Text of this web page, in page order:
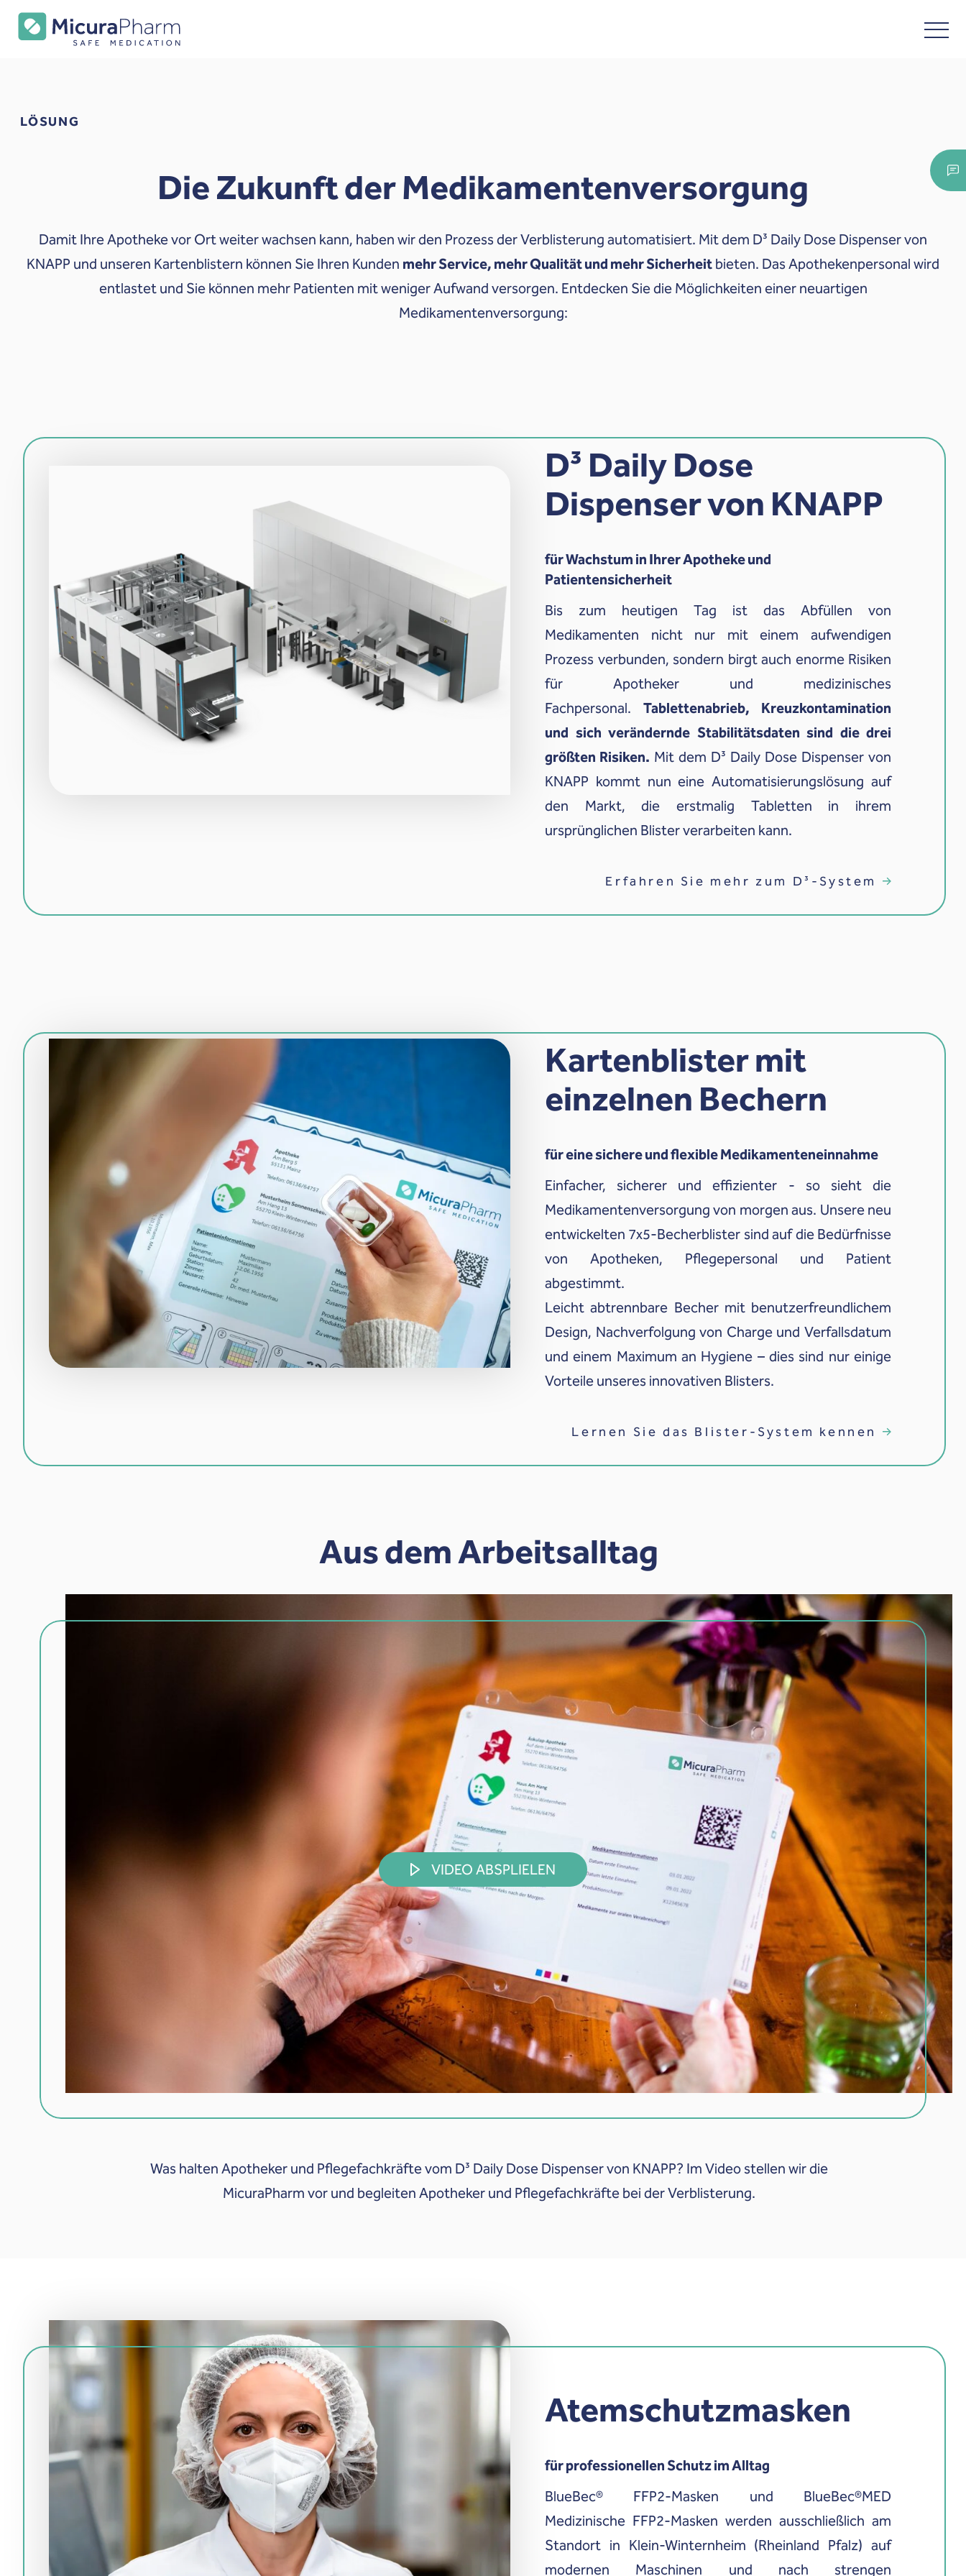
LÖSUNG
Die Zukunft der Medikamentenversorgung
Damit Ihre Apotheke vor Ort weiter wachsen kann, haben wir den Prozess der Verblisterung automatisiert. Mit dem D³ Daily Dose Dispenser von
KNAPP und unseren Kartenblistern können Sie Ihren Kunden mehr Service, mehr Qualität und mehr Sicherheit bieten. Das Apothekenpersonal wird
entlastet und Sie können mehr Patienten mit weniger Aufwand versorgen. Entdecken Sie die Möglichkeiten einer neuartigen
Medikamentenversorgung:
D³ Daily Dose
Dispenser von KNAPP
für Wachstum in Ihrer Apotheke und
Patientensicherheit
Bis zum heutigen Tag ist das Abfüllen von
Medikamenten nicht nur mit einem aufwendigen
Prozess verbunden, sondern birgt auch enorme Risiken
für Apotheker und medizinisches
Fachpersonal. Tablettenabrieb, Kreuzkontamination
und sich verändernde Stabilitätsdaten sind die drei
größten Risiken. Mit dem D³ Daily Dose Dispenser von
KNAPP kommt nun eine Automatisierungslösung auf
den Markt, die erstmalig Tabletten in ihrem
ursprünglichen Blister verarbeiten kann.
Erfahren Sie mehr zum D³-System
Kartenblister mit
einzelnen Bechern
für eine sichere und flexible Medikamenteneinnahme
Einfacher, sicherer und effizienter - so sieht die
Medikamentenversorgung von morgen aus. Unsere neu
entwickelten 7x5-Becherblister sind auf die Bedürfnisse
von Apotheken, Pflegepersonal und Patient
abgestimmt.
Leicht abtrennbare Becher mit benutzerfreundlichem
Design, Nachverfolgung von Charge und Verfallsdatum
und einem Maximum an Hygiene – dies sind nur einige
Vorteile unseres innovativen Blisters.
Lernen Sie das Blister-System kennen
Aus dem Arbeitsalltag
VIDEO ABSPLIELEN
Was halten Apotheker und Pflegefachkräfte vom D³ Daily Dose Dispenser von KNAPP? Im Video stellen wir die
MicuraPharm vor und begleiten Apotheker und Pflegefachkräfte bei der Verblisterung.
Atemschutzmasken
für professionellen Schutz im Alltag
BlueBec® FFP2-Masken und BlueBec®MED
Medizinische FFP2-Masken werden ausschließlich am
Standort in Klein-Winternheim (Rheinland Pfalz) auf
modernen Maschinen und nach strengen